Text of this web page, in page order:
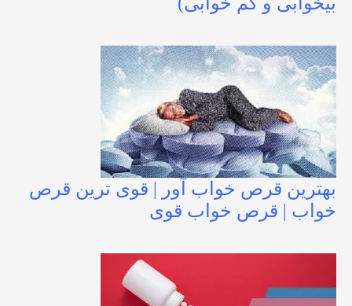
بهترین قرص خواب آور | قوی ترین قرص
خواب | قرص خواب قوی